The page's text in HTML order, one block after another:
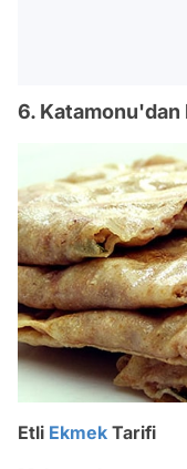
6. Katamonu'dan
Etli Ekmek Tarifi